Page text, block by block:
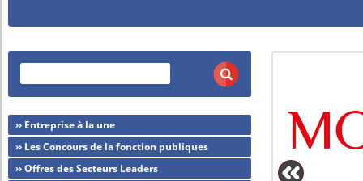
›› Entreprise à la une
›› Les Concours de la fonction publiques
›› Offres des Secteurs Leaders